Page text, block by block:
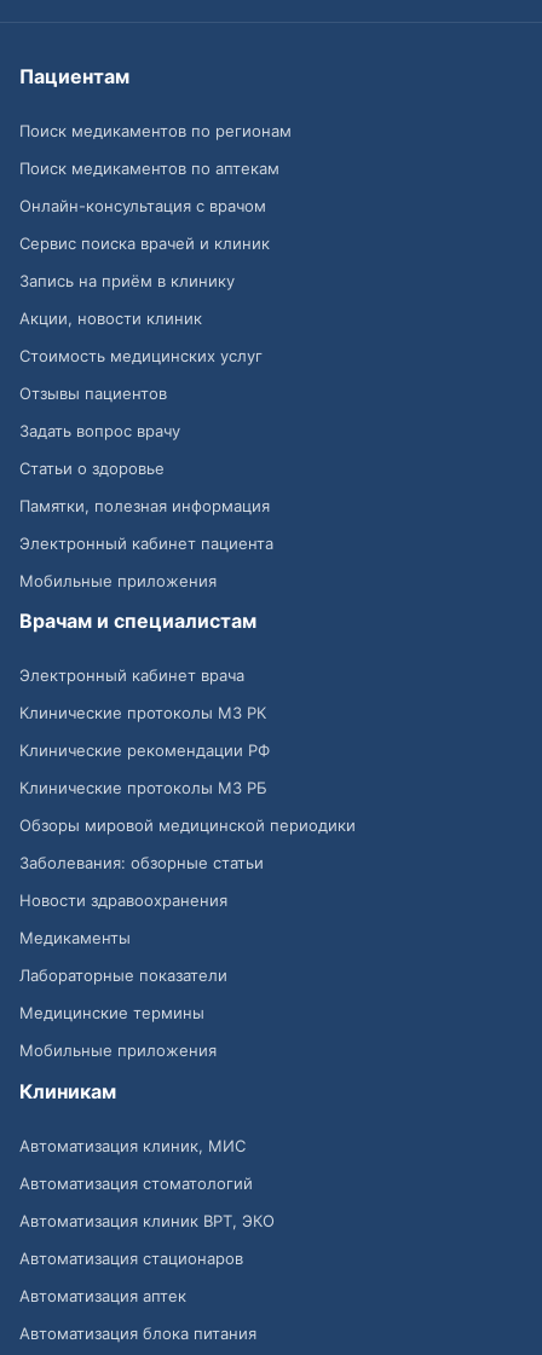
Пациентам
Поиск медикаментов по регионам
Поиск медикаментов по аптекам
Онлайн-консультация с врачом
Сервис поиска врачей и клиник
Запись на приём в клинику
Акции, новости клиник
Стоимость медицинских услуг
Отзывы пациентов
Задать вопрос врачу
Статьи о здоровье
Памятки, полезная информация
Электронный кабинет пациента
Мобильные приложения
Врачам и специалистам
Электронный кабинет врача
Клинические протоколы МЗ РК
Клинические рекомендации РФ
Клинические протоколы МЗ РБ
Обзоры мировой медицинской периодики
Заболевания: обзорные статьи
Новости здравоохранения
Медикаменты
Лабораторные показатели
Медицинские термины
Мобильные приложения
Клиникам
Автоматизация клиник, МИС
Автоматизация стоматологий
Автоматизация клиник ВРТ, ЭКО
Автоматизация стационаров
Автоматизация аптек
Автоматизация блока питания